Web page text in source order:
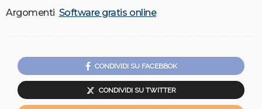
Argomenti Software gratis online
CONDIVIDI SU FACEBBOK
CONDIVIDI SU TWITTER